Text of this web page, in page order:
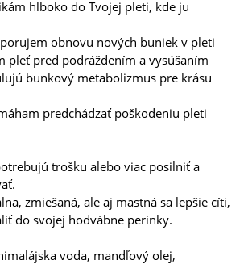
hlboko do Tvojej pleti, kde ju
obnovu nových buniek v pleti
pleť pred podráždením a vysúšaním
bunkový metabolizmus pre krásu
predchádzať poškodeniu pleti
trošku alebo viac posilniť a
zmiešaná, ale aj mastná sa lepšie cíti,
do svojej hodvábne perinky.
voda, mandľový olej,